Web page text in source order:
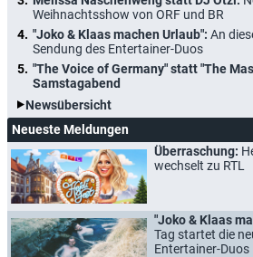
Weihnachtsshow von ORF und BR
"Joko & Klaas machen Urlaub": An
Sendung des Entertainer-Duos
"The Voice of Germany" statt "The
Samstagabend
Newsübersicht
Neueste Meldungen
Überraschung:
wechselt zu RTL
"Joko & Klaas
Tag startet die
Entertainer-Duos